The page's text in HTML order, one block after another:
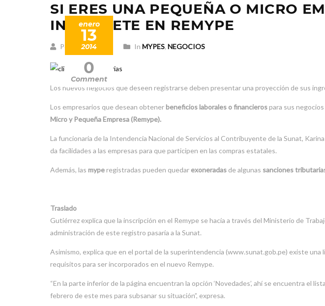
enero
13
2014
0
Comment
SI ERES UNA PEQUEÑA O MICRO
INSCRIBETE EN REMYPE
Posted by arbind In MYPES, NEGOCIOS
Los nuevos negocios que deseen registrarse deben presentar una proyección de sus
Los empresarios que desean obtenerbeneficios laborales o financierospara sus
Micro y Pequeña Empresa (Remype).
La funcionaria de la Intendencia Nacional de Servicios al Contribuyente de la Sunat,
da facilidades a las empresas para que participen en las compras estatales.
Además, las myperegistradas pueden quedar exoneradas de algunas sanciones
Traslado
Gutiérrez explica que la inscripción en el Remype se hacía a través del Ministerio de
administración de este registro pasaría a la Sunat.
Asimismo, explica que en el portal de la superintendencia (www.sunat.gob.pe) existe una
requisitos para ser incorporados en el nuevo Remype.
“En la parte inferior de la página encuentran la opción ‘Novedades’, ahí se encuentra el
febrero de este mes para subsanar su situación”, expresa.